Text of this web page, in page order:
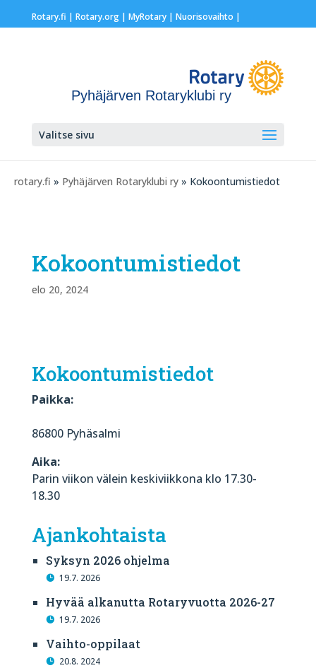
Rotary.fi | Rotary.org| MyRotary | Nuorisovaihto |
Pyhäjärven Rotaryklubi ry
Valitse sivu
rotary.fi » Pyhäjärven Rotaryklubi ry » Kokoontumistiedot
Kokoontumistiedot
elo 20, 2024
Kokoontumistiedot
Paikka:
86800 Pyhäsalmi
Aika:
Parin viikon välein keskiviikkona klo 17.30-
18.30
Ajankohtaista
Syksyn 2026 ohjelma
19.7. 2026
Hyvää alkanutta Rotaryvuotta 2026-27
19.7. 2026
Vaihto-oppilaat
20.8. 2024